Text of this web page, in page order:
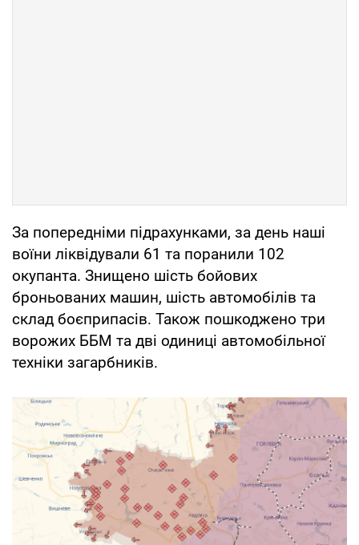
За попередніми підрахунками, за день наші
воїни ліквідували 61 та поранили 102
окупанта. Знищено шість бойових
броньованих машин, шість автомобілів та
склад боєприпасів. Також пошкоджено три
ворожих ББМ та дві одиниці автомобільної
техніки загарбників.